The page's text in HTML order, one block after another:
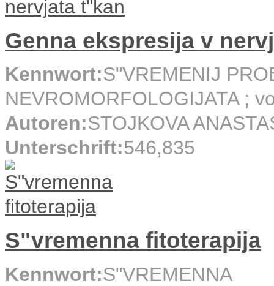
Genna ekspresija v
Kennwort:S"VREMENIJ
NEVROMORFOLOGIJATA ;
Autoren:STOJKOVA
Unterschrift:546,835
S"vremenna fitoterapija
Kennwort:S"VREMENNA